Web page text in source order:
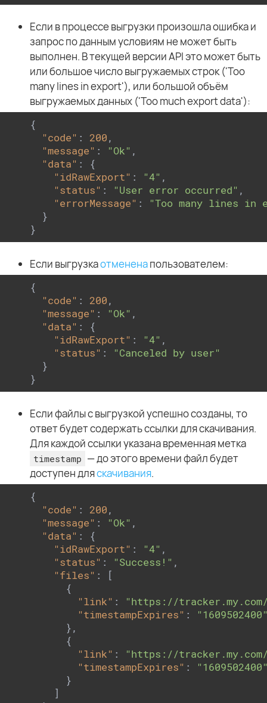
Если в процессе выгрузки произошла ошибка и
запрос по данным условиям не может быть
выполнен. В текущей версии API это может быть
или большое число выгружаемых строк ('Too
many lines in export'), или большой объём
выгружаемых данных ('Too much export data'):
{
"code" : 200,
"message" : "Ok" ,
"data" : {
"idRawExport" : "4" ,
"status" : "User error occurred" ,
"errorMessage" :
"Too many lines in
  }
}
Если выгрузкаотмененапользователем:
{
"code" : 200,
"message" : "Ok" ,
"data" : {
"idRawExport" : "4" ,
"status" :
"Canceled by user"
  }
}
Если файлы с выгрузкой успешно созданы, то
ответ будет содержать ссылки для скачивания.
Для каждой ссылки указана временная метка
timestamp — до этого времени файл будет
доступен дляскачивания.
{
"code" : 200,
"message" : "Ok" ,
"data" : {
"idRawExport" : "4" ,
"status" : "Success!" ,
"files" : [
      {
"link" :
"https://tracker.my.com/
"timestampExpires" :
      },
      {
"link" :
"https://tracker.my.com/
"timestampExpires" :
      }
    ]